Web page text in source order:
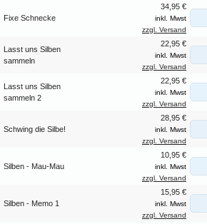
Fixe Schnecke
34,95 €
inkl. Mwst
zzgl. Versand
Lasst uns Silben
sammeln
22,95 €
inkl. Mwst
zzgl. Versand
Lasst uns Silben
sammeln 2
22,95 €
inkl. Mwst
zzgl. Versand
Schwing die Silbe!
28,95 €
inkl. Mwst
zzgl. Versand
Silben - Mau-Mau
10,95 €
inkl. Mwst
zzgl. Versand
Silben - Memo 1
15,95 €
inkl. Mwst
zzgl. Versand